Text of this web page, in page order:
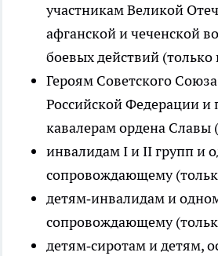
участникам Великой
афганской и чеченской
боевых действий (только
Героям Советского
Российской Федерации
кавалерам ордена Славы
инвалидам I и II групп и
сопровождающему
детям‑инвалидам и
сопровождающему
детям‑сиротам и детям,